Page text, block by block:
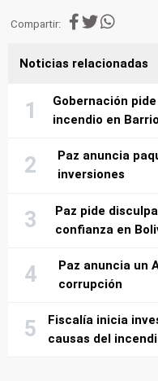
Compartir:
Noticias relacionadas
Gobernación
incendio en
Paz anuncia
inversiones
Paz pide
confianza en
Paz anuncia un
corrupción
Fiscalía inicia
causas del